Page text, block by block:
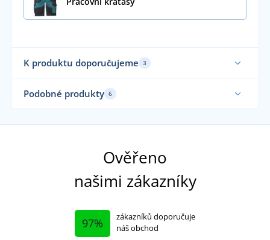
K produktu doporučujeme 3
Podobné produkty 6
Ověřeno
našimi zákazníky
97%
zákazníků doporučuje
náš obchod